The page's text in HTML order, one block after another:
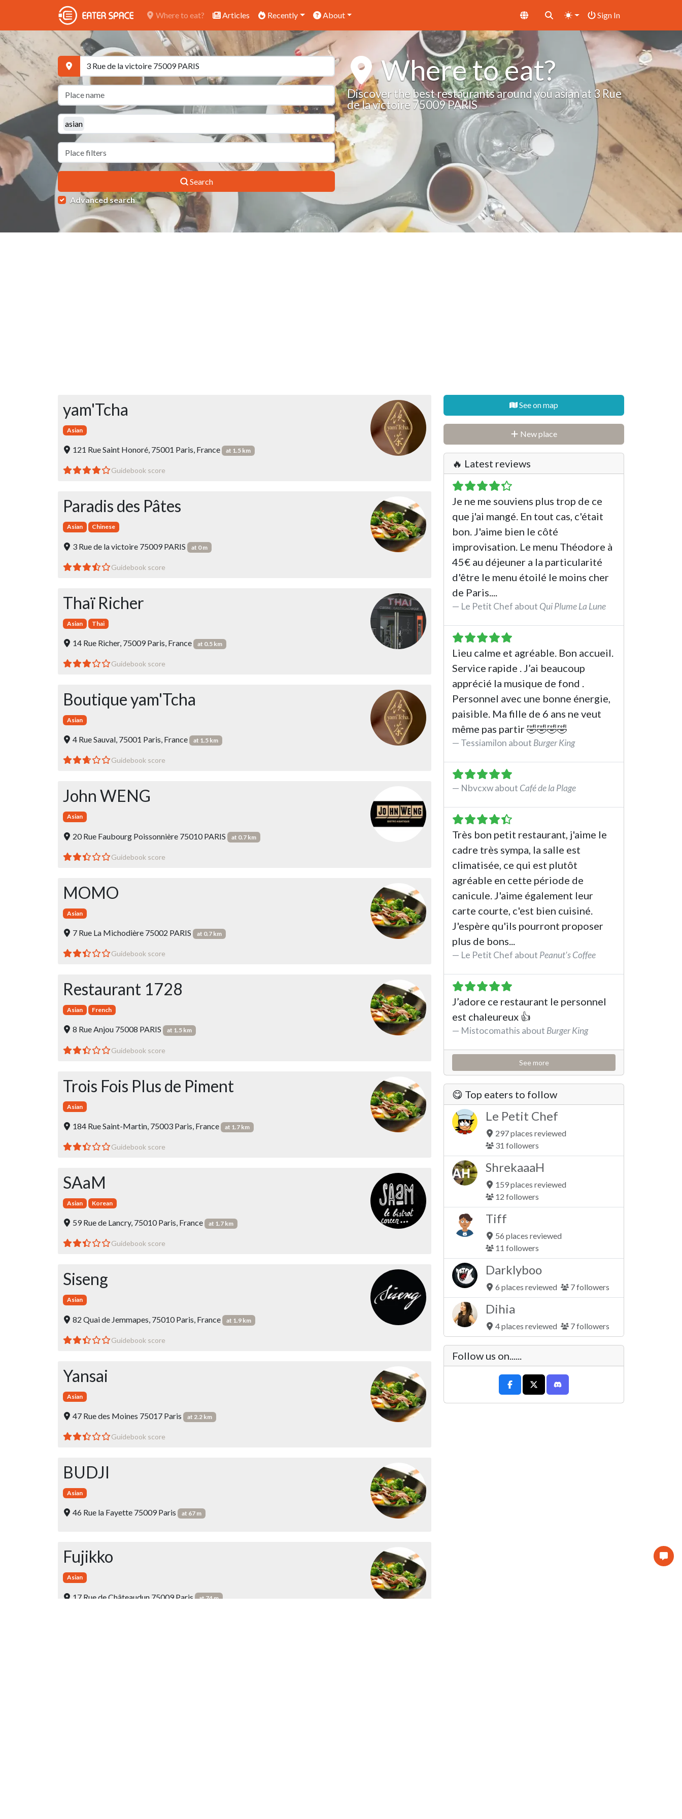
Where to eat? Articles Recently About Sign In
Where to eat?
Discover the best restaurants around you asian at 3 Rue
de la victoire 75009 PARIS
asian
Search
Advanced search
See on map
New place
🔥 Latest reviews
Je ne me souviens plus trop de ce
que j'ai mangé. En tout cas, c'était
bon. J'aime bien le côté
improvisation. Le menu Théodore à
45€ au déjeuner a la particularité
d'être le menu étoilé le moins cher
de Paris....
Le Petit Chef about Qui Plume La Lune
See the review
Lieu calme et agréable. Bon accueil.
Service rapide . J’ai beaucoup
apprécié la musique de fond .
Personnel avec une bonne énergie,
paisible. Ma fille de 6 ans ne veut
même pas partir 🤣🤣🤣🤣
Tessiamilon about Burger King
See the review
Nbvcxw about Café de la Plage
See the review
Très bon petit restaurant, j'aime le
cadre très sympa, la salle est
climatisée, ce qui est plutôt
agréable en cette période de
canicule. J'aime également leur
carte courte, c'est bien cuisiné.
J'espère qu'ils pourront proposer
plus de bons...
Le Petit Chef about Peanut's Coffee
See the review
J’adore ce restaurant le personnel
est chaleureux 👍
Mistocomathis about Burger King
See the review
See more
😋 Top eaters to follow
Le Petit Chef
297 places reviewed
31 followers
ShrekaaaH
159 places reviewed
12 followers
Tiff
56 places reviewed
11 followers
Darklyboo
6 places reviewed 7 followers
Dihia
4 places reviewed 7 followers
Follow us on......
yam'Tcha
Asian
121 Rue Saint Honoré, 75001 Paris, France at 1.5 km
Guidebook score
Paradis des Pâtes
Asian Chinese
3 Rue de la victoire 75009 PARIS at 0 m
Guidebook score
Thaï Richer
Asian Thai
14 Rue Richer, 75009 Paris, France at 0.5 km
Guidebook score
Boutique yam'Tcha
Asian
4 Rue Sauval, 75001 Paris, France at 1.5 km
Guidebook score
John WENG
Asian
20 Rue Faubourg Poissonnière 75010 PARIS at 0.7 km
Guidebook score
MOMO
Asian
7 Rue La Michodière 75002 PARIS at 0.7 km
Guidebook score
Restaurant 1728
Asian French
8 Rue Anjou 75008 PARIS at 1.5 km
Guidebook score
Trois Fois Plus de Piment
Asian
184 Rue Saint-Martin, 75003 Paris, France at 1.7 km
Guidebook score
SAaM
Asian Korean
59 Rue de Lancry, 75010 Paris, France at 1.7 km
Guidebook score
Siseng
Asian
82 Quai de Jemmapes, 75010 Paris, France at 1.9 km
Guidebook score
Yansai
Asian
47 Rue des Moines 75017 Paris at 2.2 km
Guidebook score
BUDJI
Asian
46 Rue la Fayette 75009 Paris at 67 m
Fujikko
Asian
17 Rue de Châteaudun 75009 Paris at 74 m